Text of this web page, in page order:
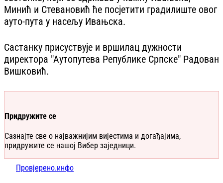
Минић и Стевановић ће посјетити градилиште овог
ауто-пута у насељу Ивањска.
Састанку присуствује и вршилац дужности
директора "Аутопутева Републике Српске" Радован
Вишковић.
Придружите се
Сазнајте све о најважнијим вијестима и догађајима,
придружите се нашој Вибер заједници.
Провјерено.инфо